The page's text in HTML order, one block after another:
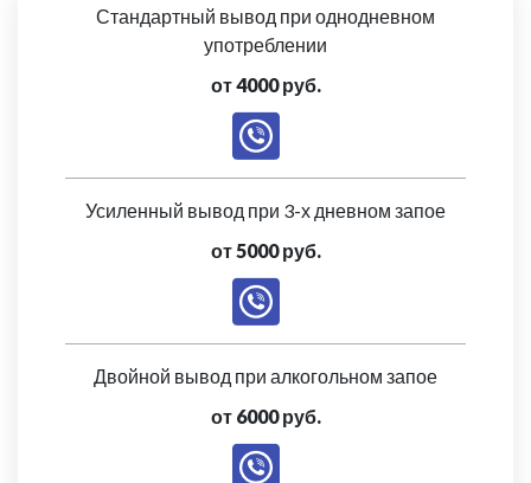
Стандартный вывод при однодневном
употреблении
от 4000 руб.
Усиленный вывод при 3-х дневном запое
от 5000 руб.
Двойной вывод при алкогольном запое
от 6000 руб.